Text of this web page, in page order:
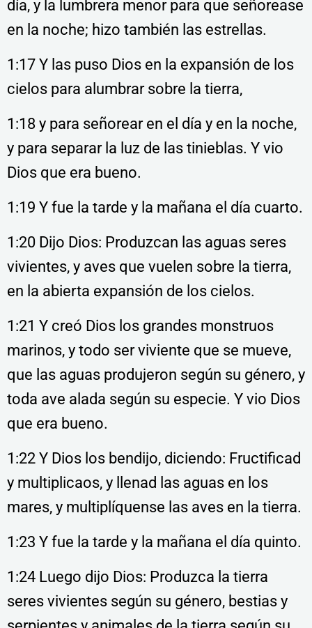
día, y la lumbrera menor para que señorease
en la noche; hizo también las estrellas.
1:17 Y las puso Dios en la expansión de los
cielos para alumbrar sobre la tierra,
1:18 y para señorear en el día y en la noche,
y para separar la luz de las tinieblas. Y vio
Dios que era bueno.
1:19 Y fue la tarde y la mañana el día cuarto.
1:20 Dijo Dios: Produzcan las aguas seres
vivientes, y aves que vuelen sobre la tierra,
en la abierta expansión de los cielos.
1:21 Y creó Dios los grandes monstruos
marinos, y todo ser viviente que se mueve,
que las aguas produjeron según su género, y
toda ave alada según su especie. Y vio Dios
que era bueno.
1:22 Y Dios los bendijo, diciendo: Fructificad
y multiplicaos, y llenad las aguas en los
mares, y multiplíquense las aves en la tierra.
1:23 Y fue la tarde y la mañana el día quinto.
1:24 Luego dijo Dios: Produzca la tierra
seres vivientes según su género, bestias y